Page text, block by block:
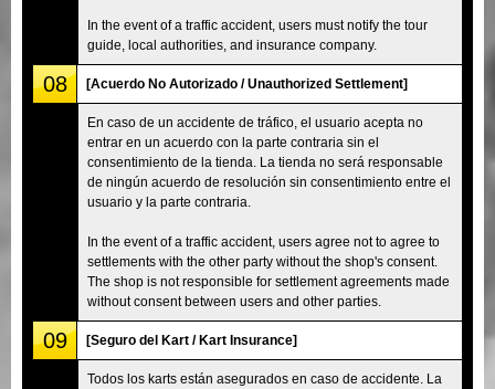
In the event of a traffic accident, users must notify the tour
guide, local authorities, and insurance company.
08 [Acuerdo No Autorizado / Unauthorized Settlement]
En caso de un accidente de tráfico, el usuario acepta no
entrar en un acuerdo con la parte contraria sin el
consentimiento de la tienda. La tienda no será responsable
de ningún acuerdo de resolución sin consentimiento entre el
usuario y la parte contraria.
In the event of a traffic accident, users agree not to agree to
settlements with the other party without the shop's consent.
The shop is not responsible for settlement agreements made
without consent between users and other parties.
09 [Seguro del Kart / Kart Insurance]
Todos los karts están asegurados en caso de accidente. La